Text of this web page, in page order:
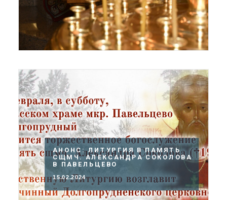
АНОНС: ЛИТУРГИЯ В ПАМЯТЬ
СЩМЧ. АЛЕКСАНДРА СОКОЛОВА
В ПАВЕЛЬЦЕВО
15.02.2024